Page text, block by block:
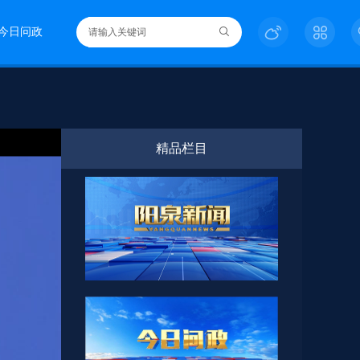
日问政
精品栏目